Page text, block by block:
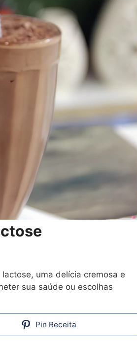
uma delícia cremosa e
sua saúde ou escolhas
Pin Receita